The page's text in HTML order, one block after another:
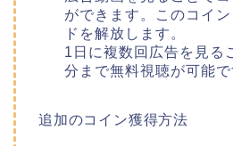
ができます。このコイ
ドを解放します。
1日に複数回広告を見る
分まで無料視聴が可能で
追加のコイン獲得方法